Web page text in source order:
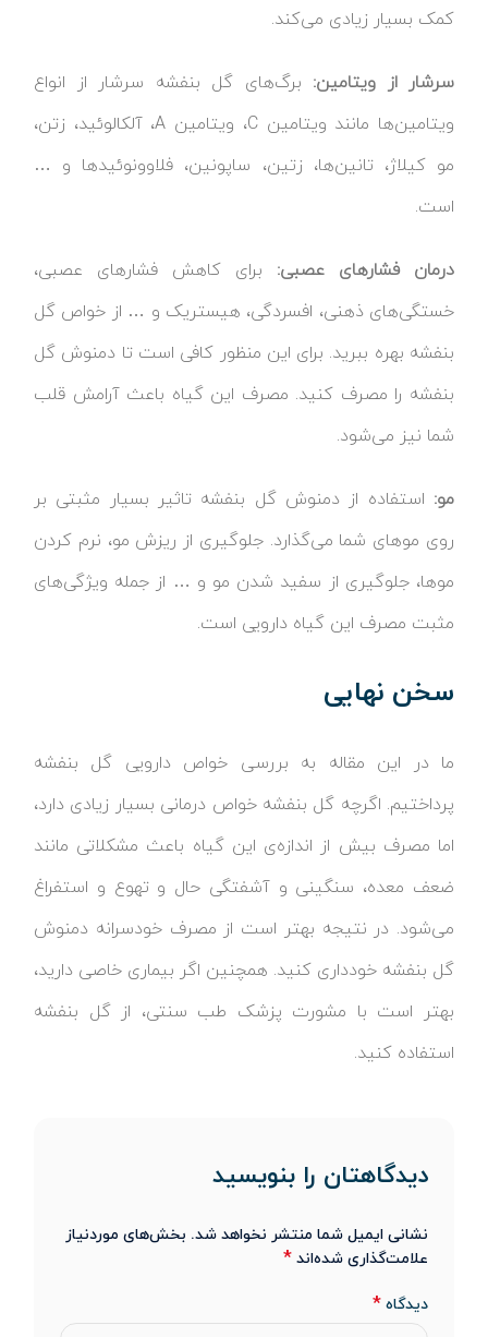
کمک بسیار زیادی می‌کند.
سرشار از ویتامین: برگ‌های گل بنفشه سرشار از انواع
ویتامین‌ها مانند ویتامین C، ویتامین A، آلکالوئید، زتن،
مو کیلاژ، تانین‌ها، زتین، ساپونین، فلاوونوئیدها و …
است.
درمان فشارهای عصبی: برای کاهش فشارهای عصبی،
خستگی‌های ذهنی، افسردگی، هیستریک و … از خواص گل
بنفشه بهره ببرید. برای این منظور کافی است تا دمنوش گل
بنفشه را مصرف کنید. مصرف این گیاه باعث آرامش قلب
شما نیز می‌شود.
مو: استفاده از دمنوش گل بنفشه تاثیر بسیار مثبتی بر
روی موهای شما می‌گذارد. جلوگیری از ریزش مو، نرم کردن
موها، جلوگیری از سفید شدن مو و … از جمله ویژگی‌های
مثبت مصرف این گیاه دارویی است.
سخن نهایی
ما در این مقاله به بررسی خواص دارویی گل بنفشه
پرداختیم. اگرچه گل بنفشه خواص درمانی بسیار زیادی دارد،
اما مصرف بیش از اندازه‌ی این گیاه باعث مشکلاتی مانند
ضعف معده، سنگینی و آشفتگی حال و تهوع و استفراغ
می‌شود. در نتیجه بهتر است از مصرف خودسرانه دمنوش
گل بنفشه خودداری کنید. همچنین اگر بیماری خاصی دارید،
بهتر است با مشورت پزشک طب سنتی، از گل بنفشه
استفاده کنید.
دیدگاهتان را بنویسید
نشانی ایمیل شما منتشر نخواهد شد. بخش‌های موردنیاز
علامت‌گذاری شده‌اند *
دیدگاه *